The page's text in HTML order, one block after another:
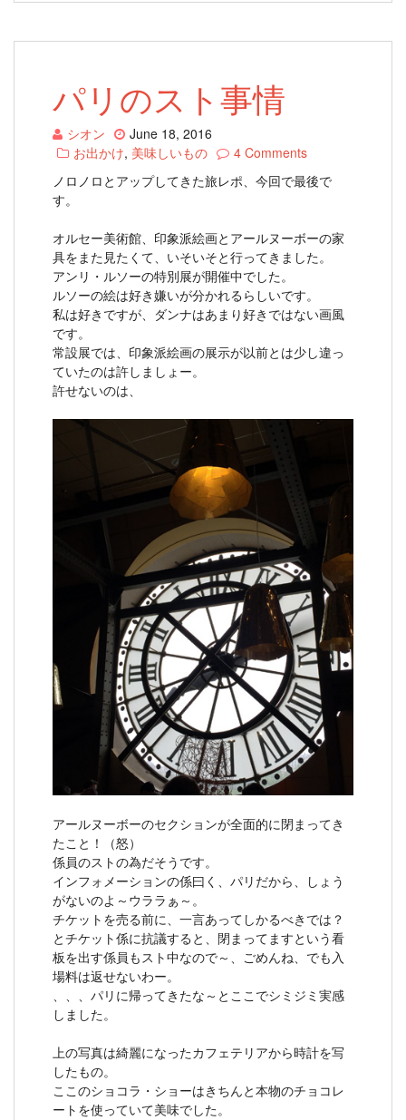
パリのスト事情
シオン
June 18, 2016
お出かけ, 美味しいもの
4 Comments
ノロノロとアップしてきた旅レポ、今回で最後で
す。
オルセー美術館、印象派絵画とアールヌーボーの家
具をまた見たくて、いそいそと行ってきました。
アンリ・ルソーの特別展が開催中でした。
ルソーの絵は好き嫌いが分かれるらしいです。
私は好きですが、ダンナはあまり好きではない画風
です。
常設展では、印象派絵画の展示が以前とは少し違っ
ていたのは許しましょー。
許せないのは、
アールヌーボーのセクションが全面的に閉まってき
たこと！（怒）
係員のストの為だそうです。
インフォメーションの係曰く、パリだから、しょう
がないのよ～ウララぁ～。
チケットを売る前に、一言あってしかるべきでは？
とチケット係に抗議すると、閉まってますという看
板を出す係員もスト中なので～、ごめんね、でも入
場料は返せないわー。
、、、パリに帰ってきたな～とここでシミジミ実感
しました。
上の写真は綺麗になったカフェテリアから時計を写
したもの。
ここのショコラ・ショーはきちんと本物のチョコレ
ートを使っていて美味でした。